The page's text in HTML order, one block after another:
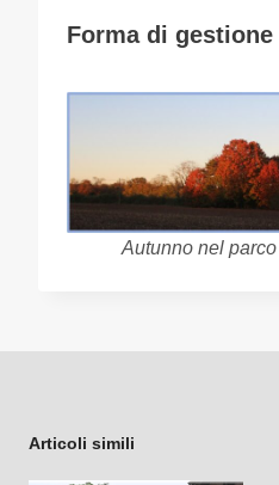
Forma di gestione
Autunno nel parco
Articoli simili